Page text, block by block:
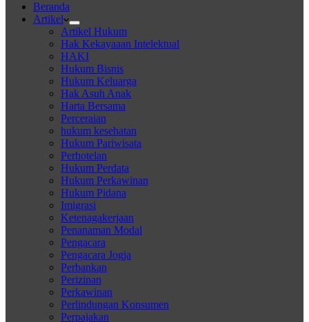
Beranda
Artikel
Artikel Hukum
Hak Kekayaaan Intelektual
HAKI
Hukum Bisnis
Hukum Keluarga
Hak Asuh Anak
Harta Bersama
Perceraian
hukum kesehatan
Hukum Pariwisata
Perhotelan
Hukum Perdata
Hukum Perkawinan
Hukum Pidana
Imigrasi
Ketenagakerjaan
Penanaman Modal
Pengacara
Pengacara Jogja
Perbankan
Perizinan
Perkawinan
Perlindungan Konsumen
Perpajakan